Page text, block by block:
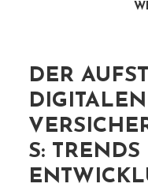
DER
DIGITALEN
S: